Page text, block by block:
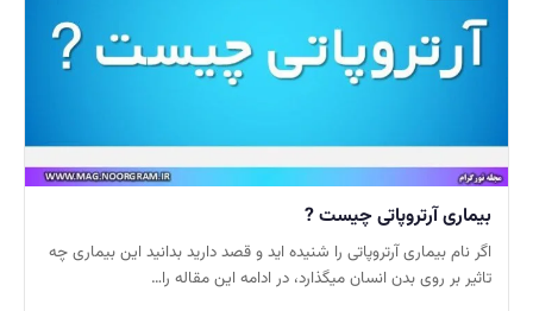
بیماری آرتروپاتی چیست ?
اگر نام بیماری آرتروپاتی را شنیده اید و قصد دارید بدانید این بیماری چه
تاثیر بر روی بدن انسان میگذارد، در ادامه این مقاله را…